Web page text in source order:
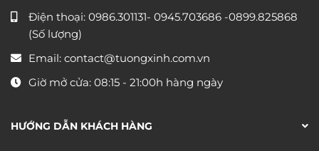
Điện thoại: 0986.301131- 0945.703686 -0899.825868
(Số lượng)
Email: contact@tuongxinh.com.vn
Giờ mở cửa: 08:15 - 21:00h hàng ngày
HƯỚNG DẪN KHÁCH HÀNG